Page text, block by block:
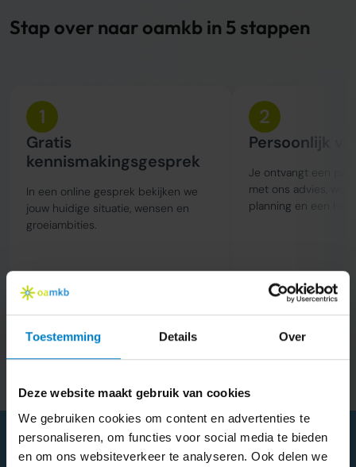
Toestemming Details Over
Deze website maakt gebruik van cookies
We gebruiken cookies om content en advertenties te
personaliseren, om functies voor social media te bieden
en om ons websiteverkeer te analyseren. Ook delen we
Stap over naar oamkb in 5 stappen
1
Gratis
kennismakingsgesprek
In een online gesprek bekijken we
jouw huidige situatie, wensen en
groeiambities.
2
Persoonlijk
Je ontvangt een
met ons advies,
planning en een